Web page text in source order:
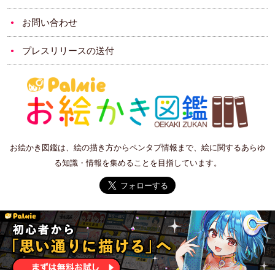
お問い合わせ
プレスリリースの送付
お絵かき図鑑は、絵の描き方からペンタブ情報まで、絵に関するあらゆ
る知識・情報を集めることを目指しています。